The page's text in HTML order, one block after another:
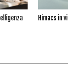
Himacs in